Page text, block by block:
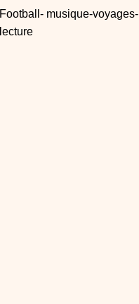
Football- musique-voyages-
lecture